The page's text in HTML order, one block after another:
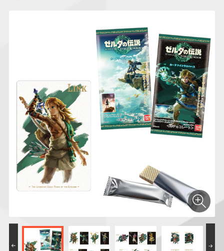
PROJECT R.E.D.・
スーパー戦隊シリー
ズ
ガンダムシリーズ
ポケットモンスター
アンパンマン
サンリオキャラクタ
ーズ
たまご
つりグミ
にふぉるめーしょん
＆スクエアシール
SMPシリーズ
ポケモンスケールワ
ールド
キャラデコ